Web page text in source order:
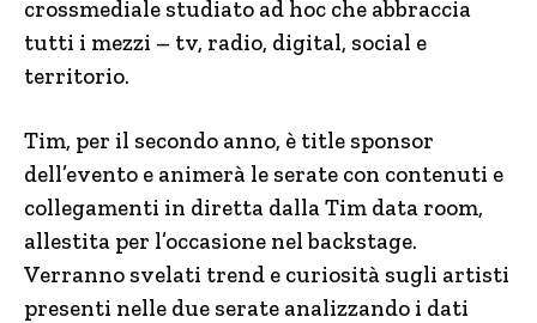
crossmediale studiato ad hoc che abbraccia
tutti i mezzi – tv, radio, digital, social e
territorio.
Tim, per il secondo anno, è title sponsor
dell’evento e animerà le serate con contenuti e
collegamenti in diretta dalla Tim data room,
allestita per l’occasione nel backstage.
Verranno svelati trend e curiosità sugli artisti
presenti nelle due serate analizzando i dati